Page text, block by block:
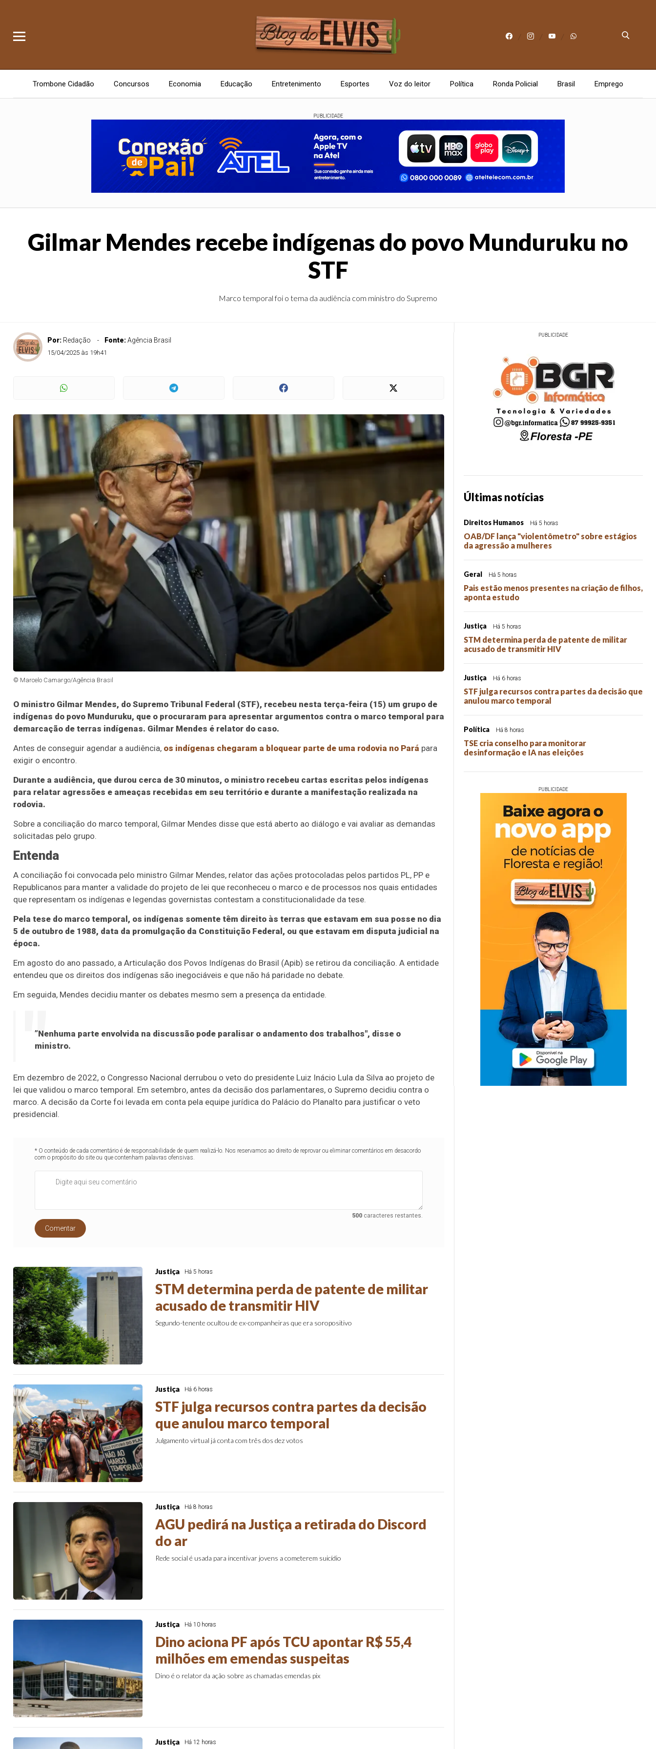
Trombone Cidadão Concursos Economia Educação Entretenimento Esportes Voz do leitor Política Ronda Policial Brasil Emprego
PUBLICIDADE
Gilmar Mendes recebe indígenas do povo Munduruku no
STF
Marco temporal foi o tema da audiência com ministro do Supremo
Por: Redação Fonte:Agência Brasil
15/04/2025 às 19h41
© Marcelo Camargo/Agência Brasil
O ministro Gilmar Mendes, do Supremo Tribunal Federal (STF), recebeu nesta terça-feira (15) um grupo de
indígenas do povo Munduruku, que o procuraram para apresentar argumentos contra o marco temporal para
demarcação de terras indígenas. Gilmar Mendes é relator do caso.
Antes de conseguir agendar a audiência, os indígenas chegaram a bloquear parte de uma rodovia no Pará para
exigir o encontro.
Durante a audiência, que durou cerca de 30 minutos, o ministro recebeu cartas escritas pelos indígenas
para relatar agressões e ameaças recebidas em seu território e durante a manifestação realizada na
rodovia.
Sobre a conciliação do marco temporal, Gilmar Mendes disse que está aberto ao diálogo e vai avaliar as demandas
solicitadas pelo grupo.
Entenda
A conciliação foi convocada pelo ministro Gilmar Mendes, relator das ações protocoladas pelos partidos PL, PP e
Republicanos para manter a validade do projeto de lei que reconheceu o marco e de processos nos quais entidades
que representam os indígenas e legendas governistas contestam a constitucionalidade da tese.
Pela tese do marco temporal, os indígenas somente têm direito às terras que estavam em sua posse no dia
5 de outubro de 1988, data da promulgação da Constituição Federal, ou que estavam em disputa judicial na
época.
Em agosto do ano passado, a Articulação dos Povos Indígenas do Brasil (Apib) se retirou da conciliação. A entidade
entendeu que os direitos dos indígenas são inegociáveis e que não há paridade no debate.
Em seguida, Mendes decidiu manter os debates mesmo sem a presença da entidade.
”Nenhuma parte envolvida na discussão pode paralisar o andamento dos trabalhos", disse o
ministro.
Em dezembro de 2022, o Congresso Nacional derrubou o veto do presidente Luiz Inácio Lula da Silva ao projeto de
lei que validou o marco temporal. Em setembro, antes da decisão dos parlamentares, o Supremo decidiu contra o
marco. A decisão da Corte foi levada em conta pela equipe jurídica do Palácio do Planalto para justificar o veto
presidencial.
* O conteúdo de cada comentário é de responsabilidade de quem realizá-lo. Nos reservamos ao direito de reprovar ou eliminar comentários em desacordo
com o propósito do site ou que contenham palavras ofensivas.
500caracteres restantes.
Comentar
Justiça Há 5 horas
STM determina perda de patente de militar
acusado de transmitir HIV
Segundo-tenente ocultou de ex-companheiras que era soropositivo
Justiça Há 6 horas
STF julga recursos contra partes da decisão
que anulou marco temporal
Julgamento virtual já conta com três dos dez votos
Justiça Há 8 horas
AGU pedirá na Justiça a retirada do Discord
do ar
Rede social é usada para incentivar jovens a cometerem suicídio
Justiça Há 10 horas
Dino aciona PF após TCU apontar R$ 55,4
milhões em emendas suspeitas
Dino é o relator da ação sobre as chamadas emendas pix
Justiça Há 12 horas
PUBLICIDADE
Últimas notícias
Direitos Humanos Há 5 horas
OAB/DF lança "violentômetro" sobre estágios
da agressão a mulheres
Geral Há 5 horas
Pais estão menos presentes na criação de filhos,
aponta estudo
Justiça Há 5 horas
STM determina perda de patente de militar
acusado de transmitir HIV
Justiça Há 6 horas
STF julga recursos contra partes da decisão que
anulou marco temporal
Política Há 8 horas
TSE cria conselho para monitorar
desinformação e IA nas eleições
PUBLICIDADE